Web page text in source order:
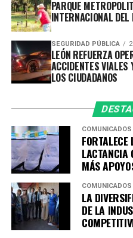
situación jurídica.
En lo que va del año, la
389 acompañamientos
solicitan apoyo para
sucursal bancaria. Febrero
con 212 servicios, mientras
193 acompañamientos.
La Secretaría de Seguridad,
Ciudadana reitera a la
servicio, es gratuito y
únicamente es necesario
el punto donde se
compromiso de velar por
de las y los leoneses.
PARQUE
INTERNACIONAL DEL
SEGURIDAD PÚBLICA
LEÓN REFUERZA
ACCIDENTES VIALES
LOS CIUDADANOS
COMUNICADOS
LACTANCIA
MÁS
COMUNICADOS
LA
DE LA